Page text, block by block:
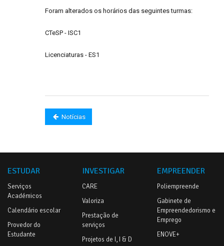
Foram alterados os horários das seguintes turmas:
CTeSP - ISC1
Licenciaturas - ES1
Notícias
ESTUDAR
Serviços
Académicos
Calendário escolar
Provedor do
Estudante
INVESTIGAR
CARE
Valoriza
Prestação de
serviços
Projetos de I, I & D
EMPREENDER
Poliempreende
Gabinete de
Empreendedorismo e
Emprego
ENOVE+